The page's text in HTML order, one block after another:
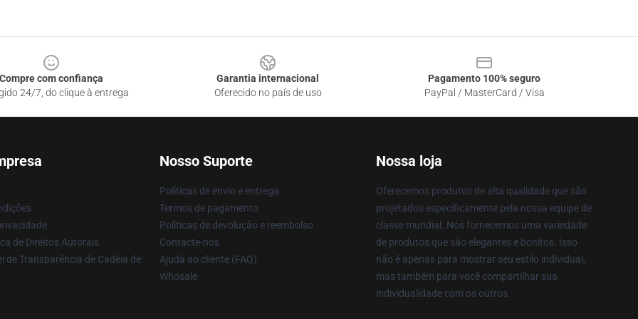
Compre com confiança
24/7, do clique à entrega
Garantia internacional
Oferecido no país de uso
Pagamento 100% seguro
PayPal / MasterCard / Visa
de Direitos Autorais
de Transparência de Cadeia de
Nosso Suporte
Políticas de envio e entrega
Termos de pagamento
Políticas de devolução e reembolso
Contacte-nos
Ajuda ao cliente (FAQ)
Whosale
Nossa loja
Oferecemos produtos de alta qualidade que são
projetados especificamente pela nossa equipe de
classe mundial. Nós fornecemos uma variedade
de produtos que são elegantes e bonitos. Isso
não é apenas para mostrar seu estilo individual,
mas também para você compartilhar sua
individualidade com os outros.